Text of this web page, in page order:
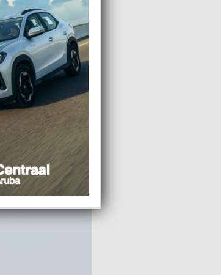
Minister di Turismo
nos ta garantisando
e modelo di Aruba
cu ta prefera Aruba
for di e continente
operations design
pa tanto e
of cualkier otro